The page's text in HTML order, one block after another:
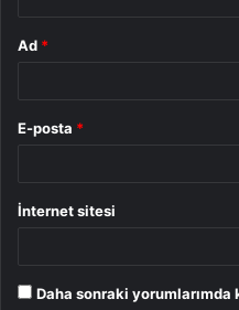
Ad *
E-posta *
İnternet sitesi
Daha sonraki yorumlarımda